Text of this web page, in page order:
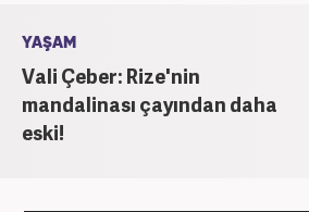
YAŞAM
Vali Çeber: Rize'nin
mandalinası çayından daha
eski!